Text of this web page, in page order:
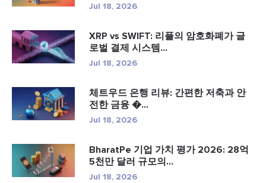
Jul 18, 2026
XRP vs SWIFT: 리플의 암호화폐가 글
로벌 결제 시스템...
Jul 18, 2026
체트우드 은행 리뷰: 간편한 저축과 안
전한 금융 �...
Jul 18, 2026
BharatPe 기업 가치 평가 2026: 28억
5천만 달러 규모의...
Jul 18, 2026